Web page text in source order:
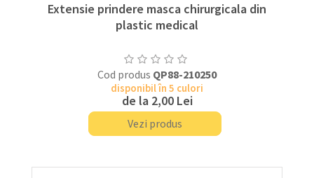
Extensie prindere masca chirurgicala din
plastic medical
Cod produs QP88-210250
disponibil în 5 culori
de la 2,00 Lei
Vezi produs